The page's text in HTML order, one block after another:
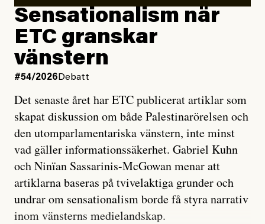
Sensationalism när
ETC granskar
vänstern
#54/2026 Debatt
Det senaste året har ETC publicerat artiklar som
skapat diskussion om både Palestinarörelsen och
den utomparlamentariska vänstern, inte minst
vad gäller informationssäkerhet. Gabriel Kuhn
och Ninïan Sassarinis-McGowan menar att
artiklarna baseras på tvivelaktiga grunder och
undrar om sensationalism borde få styra narrativ
inom vänsterns medielandskap.